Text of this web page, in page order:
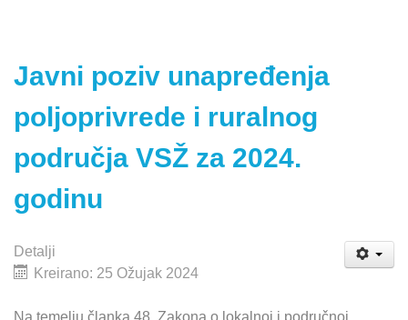
Javni poziv unapređenja
poljoprivrede i ruralnog
područja VSŽ za 2024.
godinu
Detalji
Kreirano: 25 Ožujak 2024